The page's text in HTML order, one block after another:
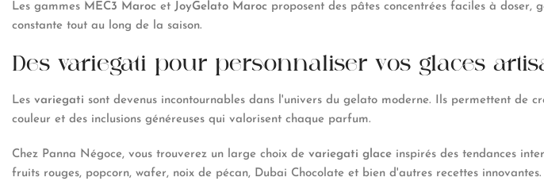
Les gammes MEC3 Maroc et JoyGelato Maroc proposent des pâtes concentrées faciles à
constante tout au long de la saison.
Des variegati pour personnaliser vos glaces
Les variegati sont devenus incontournables dans l'univers du gelato moderne. Ils permettent de
couleur et des inclusions généreuses qui valorisent chaque parfum.
Chez Panna Négoce, vous trouverez un large choix de variegati glace inspirés des tendances
fruits rouges, popcorn, wafer, noix de pécan, Dubai Chocolate et bien d'autres recettes innovantes.